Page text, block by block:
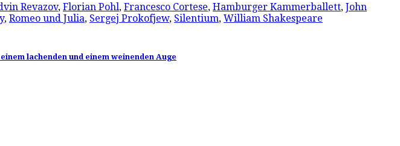
Revazov, Florian Pohl, Francesco Cortese, Hamburger Kammerballett, John
, Romeo und Julia, Sergej Prokofjew, Silentium, William Shakespeare
lachenden und einem weinenden Auge